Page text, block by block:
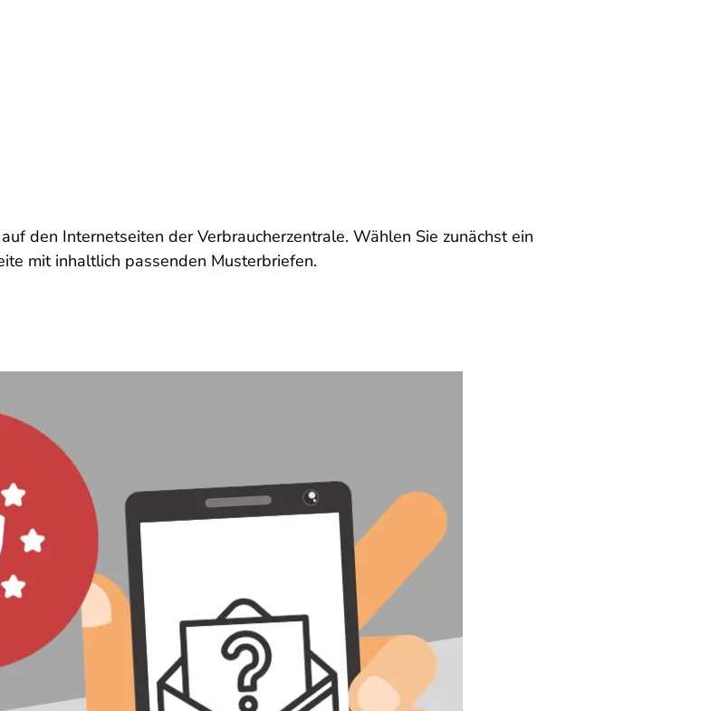
den Internetseiten der Verbraucherzentrale. Wählen Sie zunächst ein
mit inhaltlich passenden Musterbriefen.